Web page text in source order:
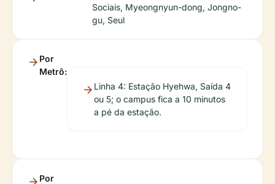
Sociais, Myeongnyun-dong, Jongno-
gu, Seul
Por
Metrô:
Linha 4: Estação Hyehwa, Saída 4
ou 5; o campus fica a 10 minutos
a pé da estação.
Por